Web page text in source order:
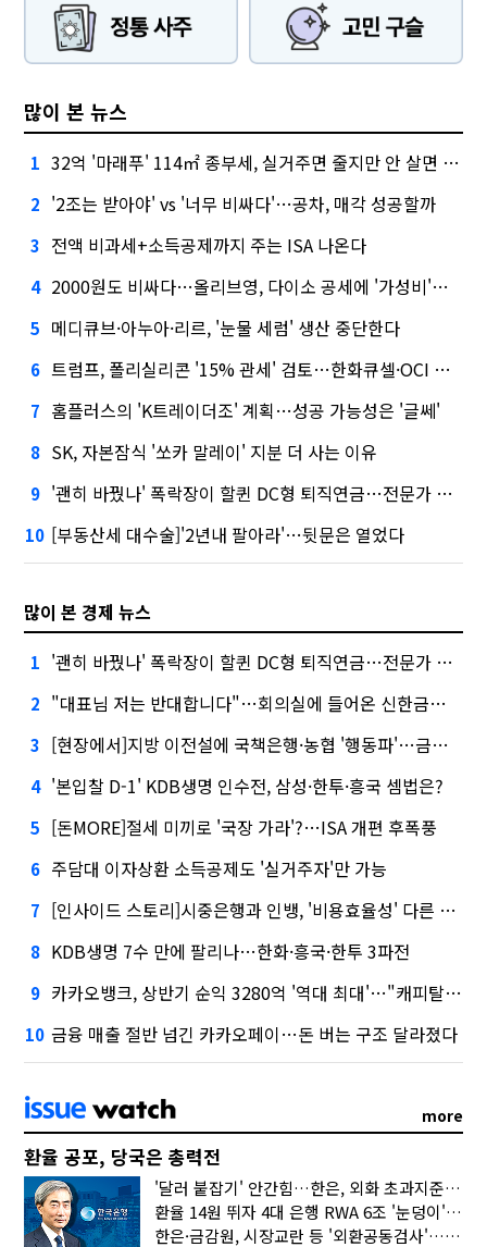
많이 본 뉴스
1 32억 '마래푸' 114㎡ 종부세, 실거주면 줄지만 안 살면 2.5배
2 '2조는 받아야' vs '너무 비싸다'…공차, 매각 성공할까
3 전액 비과세+소득공제까지 주는 ISA 나온다
4 2000원도 비싸다…올리브영, 다이소 공세에 '가성비'로 맞불
5 메디큐브·아누아·리르, '눈물 세럼' 생산 중단한다
6 트럼프, 폴리실리콘 '15% 관세' 검토…한화큐셀·OCI 영향은?
7 홈플러스의 'K트레이더조' 계획…성공 가능성은 '글쎄'
8 SK, 자본잠식 '쏘카 말레이' 지분 더 사는 이유
9 '괜히 바꿨나' 폭락장이 할퀸 DC형 퇴직연금…전문가 조언은
10 [부동산세 대수술]'2년내 팔아라'…뒷문은 열었다
많이 본 경제 뉴스
1 '괜히 바꿨나' 폭락장이 할퀸 DC형 퇴직연금…전문가 조언은
2 "대표님 저는 반대합니다"…회의실에 들어온 신한금융 AI
3 [현장에서]지방 이전설에 국책은행·농협 '행동파'…금감원 '신중모드'
4 '본입찰 D-1' KDB생명 인수전, 삼성·한투·흥국 셈법은?
5 [돈MORE]절세 미끼로 '국장 가라'?…ISA 개편 후폭풍
6 주담대 이자상환 소득공제도 '실거주자'만 가능
7 [인사이드 스토리]시중은행과 인뱅, '비용효율성' 다른 잣대 왜?
8 KDB생명 7수 만에 팔리나…한화·흥국·한투 3파전
9 카카오뱅크, 상반기 순익 3280억 '역대 최대'…"캐피탈, 자산 1조원 이상"
10 금융 매출 절반 넘긴 카카오페이…돈 버는 구조 달라졌다
more
환율 공포, 당국은 총력전
'달러 붙잡기' 안간힘…한은, 외화 초과지준에 이자 6개월 더
환율 14원 뛰자 4대 은행 RWA 6조 '눈덩이'…2배 뛴 2분기는?
한은·금감원, 시장교란 등 '외환공동검사'…환율 급등 전방위 대응